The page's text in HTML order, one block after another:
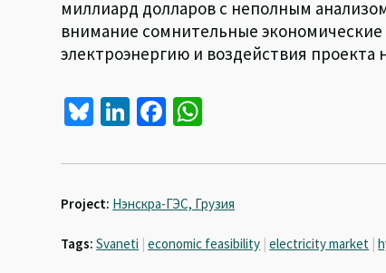
миллиард долларов с неполным
внимание сомнительные
электроэнергию и воздействия проекта
Bl
es
ky
Li
ke
dI
Fa
b
o
k
at
sA
p
Project: Нэнскра-ГЭС, Грузия
Tags: Svaneti | economic feasibility | electricity market |